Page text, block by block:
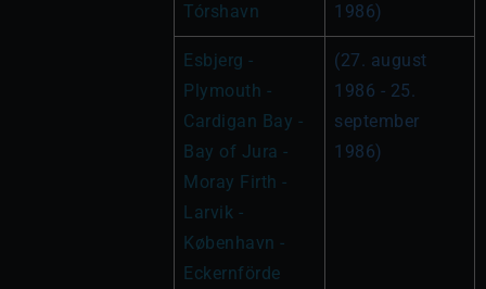
Tórshavn
1986)
Esbjerg -
Plymouth -
Cardigan Bay -
Bay of Jura -
Moray Firth -
Larvik -
København -
Eckernförde
(27. august
1986 - 25.
september
1986)